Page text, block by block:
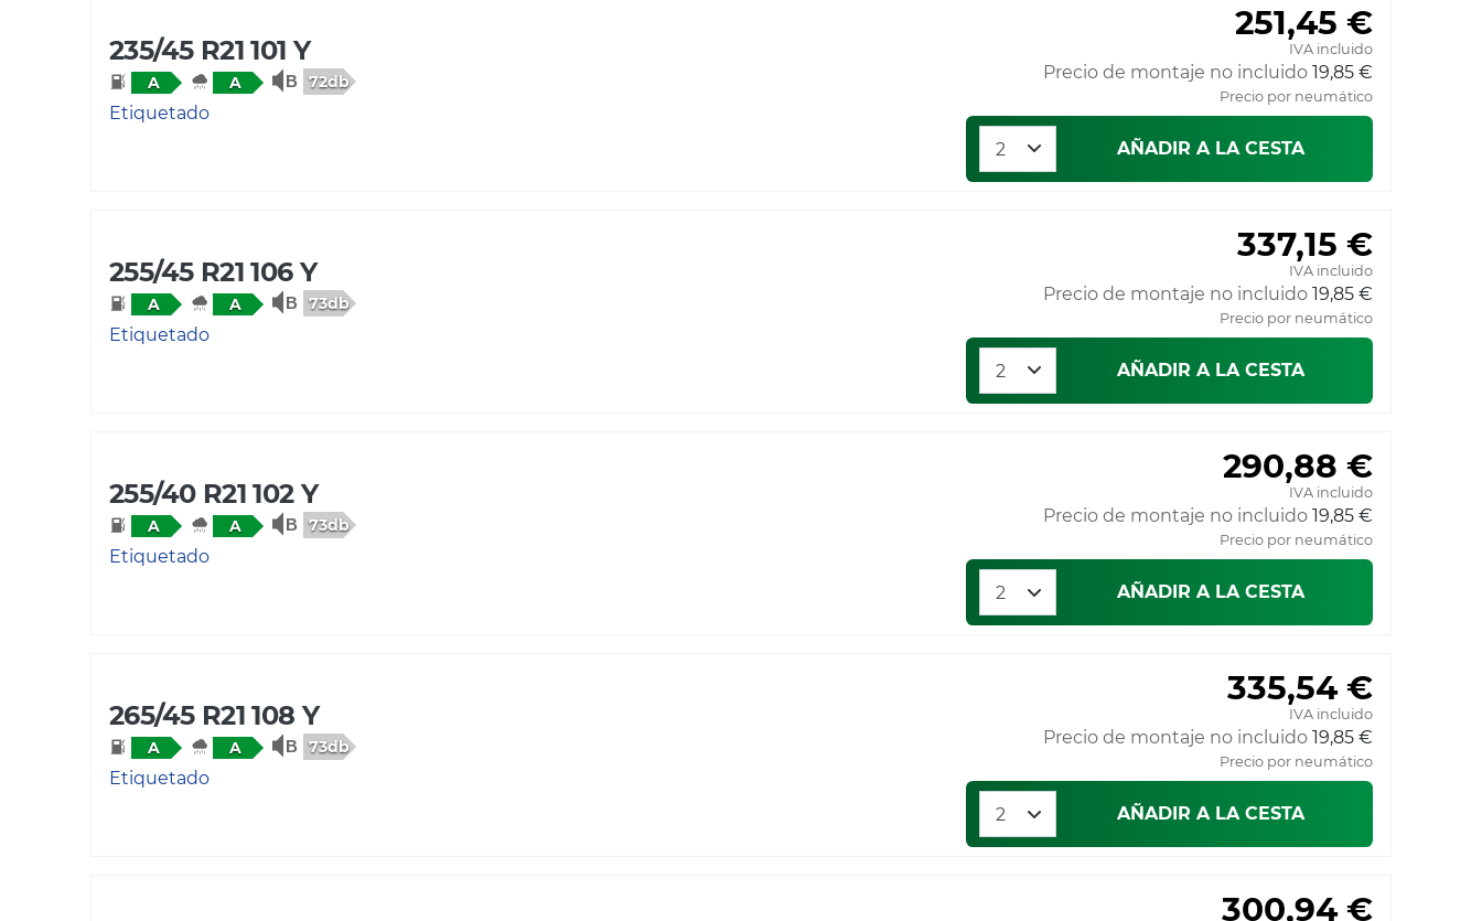
235/45 R21 101 Y
A A 72db
Etiquetado
251,45 €
IVA incluido
Precio de montaje no incluido 19,85 €
Precio por neumático
AÑADIR A LA CESTA
255/45 R21 106 Y
A A 73db
Etiquetado
337,15 €
IVA incluido
Precio de montaje no incluido 19,85 €
Precio por neumático
AÑADIR A LA CESTA
255/40 R21 102 Y
A A 73db
Etiquetado
290,88 €
IVA incluido
Precio de montaje no incluido 19,85 €
Precio por neumático
AÑADIR A LA CESTA
265/45 R21 108 Y
A A 73db
Etiquetado
335,54 €
IVA incluido
Precio de montaje no incluido 19,85 €
Precio por neumático
AÑADIR A LA CESTA
300,94 €